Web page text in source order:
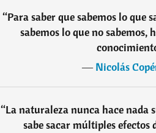
“Para saber que sabemos lo que
sabemos lo que no sabemos,
―Nicolás
“La naturaleza nunca hace nada
sabe sacar múltiples efectos